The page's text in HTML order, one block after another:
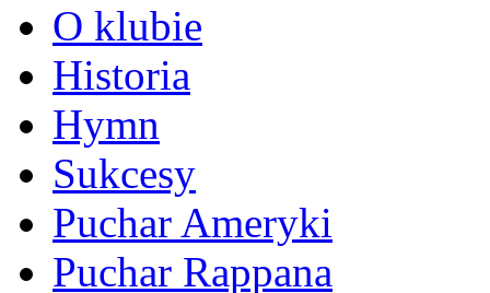
O klubie
Historia
Hymn
Sukcesy
Puchar Ameryki
Puchar Rappana